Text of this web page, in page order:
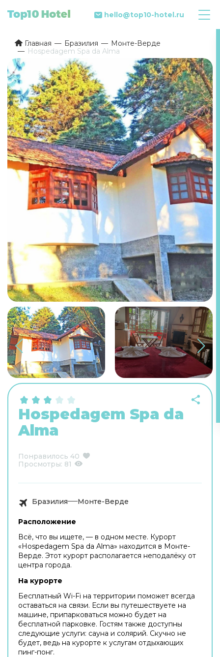
hello@top10-hotel.ru
Главная Бразилия
Монте-Верде
Hospedagem Spa da Alma
Hospedagem Spa da
Alma
Понравилось 40
Просмотры: 81
Бразилия Монте-Верде
Расположение
Всё, что вы ищете, — в одном месте. Курорт
«Hospedagem Spa da Alma» находится в Монте-
Верде. Этот курорт располагается неподалёку от
центра города.
На курорте
Бесплатный Wi-Fi на территории поможет всегда
оставаться на связи. Если вы путешествуете на
машине, припарковаться можно будет на
бесплатной парковке. Гостям также доступны
следующие услуги: сауна и солярий. Скучно не
будет, ведь на курорте к услугам отдыхающих
пинг-понг.